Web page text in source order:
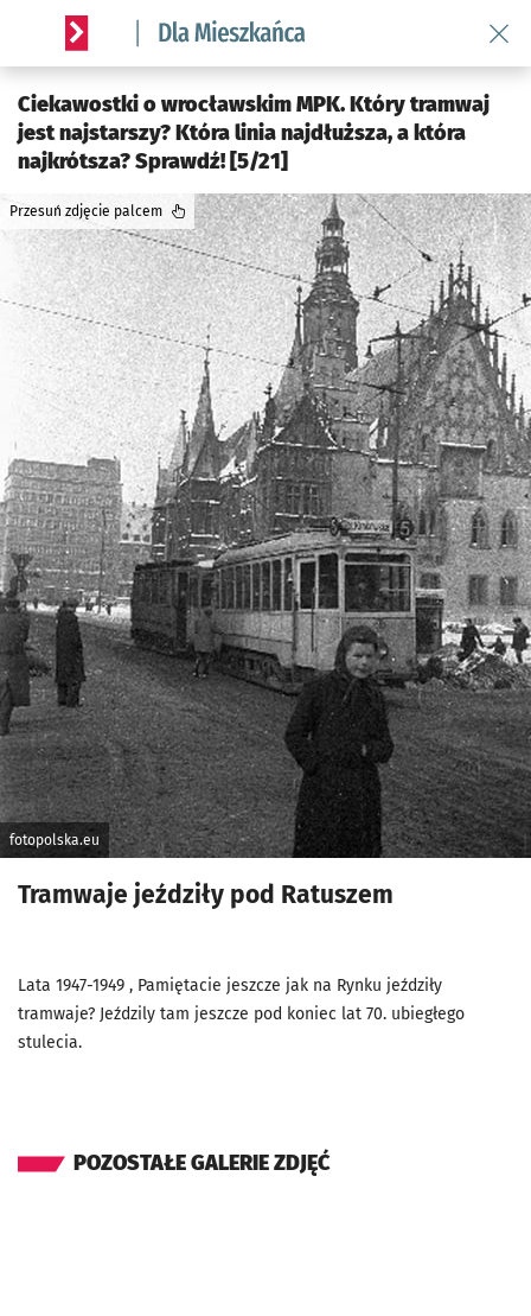
Serwis informacyjny wroclaw.pl podserwis: Dla mieszkańca
Ciekawostki o wrocławskim MPK. Który tramwaj
jest najstarszy? Która linia najdłuższa, a która
najkrótsza? Sprawdź! [5/21]
fotopolska.eu
Przesuń zdjęcie palcem
Tramwaje jeździły pod Ratuszem
Lata 1947-1949 , Pamiętacie jeszcze jak na Rynku jeździły
tramwaje? Jeździly tam jeszcze pod koniec lat 70. ubiegłego
stulecia.
POZOSTAŁE GALERIE ZDJĘĆ